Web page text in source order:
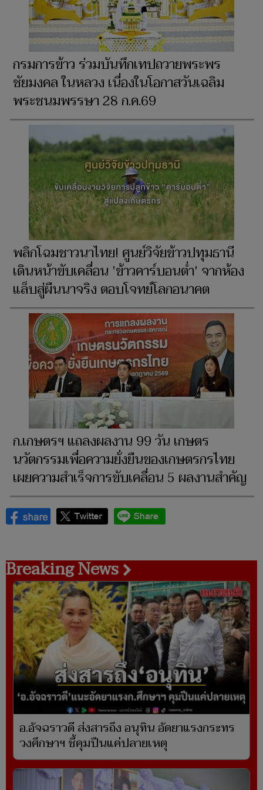
​กรมการข้าว ร่วมบันทึกเทปถวายพระพร
ชัยมงคล ในหลวง เนื่องในโอกาสวันเฉลิม
พระชนมพรรษา 28 ก.ค.69
​พลิกโฉมชาวนาไทย! ศูนย์วิจัยข้าวปทุมธานี
เดินหน้าขับเคลื่อน 'ข้าวคาร์บอนต่ำ' จากห้อง
แล็บสู่ผืนนาจริง ตอบโจทย์โลกอนาคต
ก.เกษตรฯ แถลงผลงาน 99 วัน เกษตร
นวัตกรรมเพื่อความยั่งยืนของเกษตรกรไทย
เผยความสำเร็จการขับเคลื่อน 5 ผลงานสำคัญ
Breaking News
อ.อัจฉราวดี ส่งสารถึง อนุทิน อัดยาแรงกระทร
วงศึกษาฯ ชี้คุมปืนแค่ปลายเหตุ